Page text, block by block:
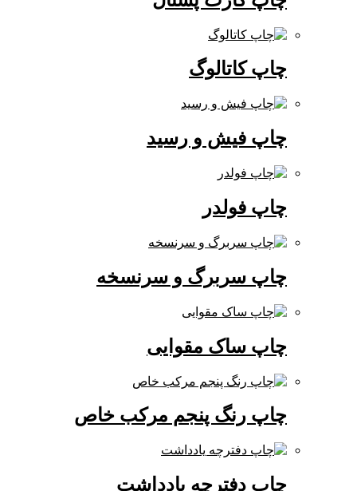
چاپ کاتالوگ
چاپ فیش و رسید
چاپ فولدر
چاپ سربرگ و سرنسخه
چاپ ساک مقوایی
چاپ رنگ پنجم مرکب خاص
چاپ دفترچه یادداشت